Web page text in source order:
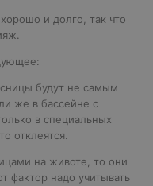
и долго, так что
будут не самым
же в бассейне с
в специальных
отклеятся.
на животе, то они
фактор надо учитывать